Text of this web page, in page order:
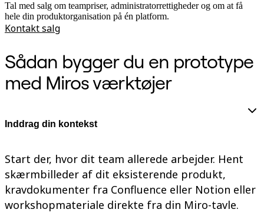
Tal med salg om teampriser, administratorrettigheder og om at få
hele din produktorganisation på én platform.
Kontakt salg
Sådan bygger du en prototype
med Miros værktøjer
Inddrag din kontekst
Start der, hvor dit team allerede arbejder. Hent
skærmbilleder af dit eksisterende produkt,
kravdokumenter fra Confluence eller Notion eller
workshopmateriale direkte fra din Miro-tavle.